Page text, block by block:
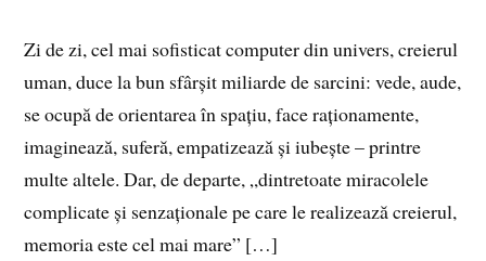
Zi de zi, cel mai sofisticat computer din univers, creierul
uman, duce la bun sfârșit miliarde de sarcini: vede, aude,
se ocupă de orientarea în spațiu, face raționamente,
imaginează, suferă, empatizează și iubește – printre
multe altele. Dar, de departe, „dintretoate miracolele
complicate și senzaționale pe care le realizează creierul,
memoria este cel mai mare” […]